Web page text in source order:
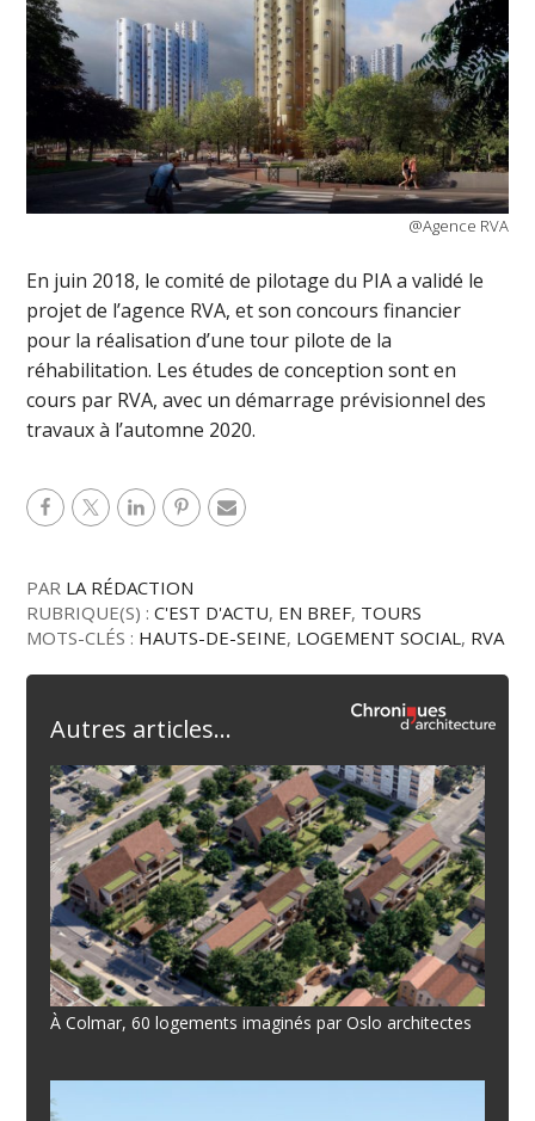
@Agence RVA
En juin 2018, le comité de pilotage du PIA a validé le
projet de l’agence RVA, et son concours financier
pour la réalisation d’une tour pilote de la
réhabilitation. Les études de conception sont en
cours par RVA, avec un démarrage prévisionnel des
travaux à l’automne 2020.
PAR LA RÉDACTION
RUBRIQUE(S) :C'EST D'ACTU, EN BREF, TOURS
MOTS-CLÉS : HAUTS-DE-SEINE, LOGEMENT SOCIAL, RVA
Autres articles...
À Colmar, 60 logements imaginés par Oslo architectes